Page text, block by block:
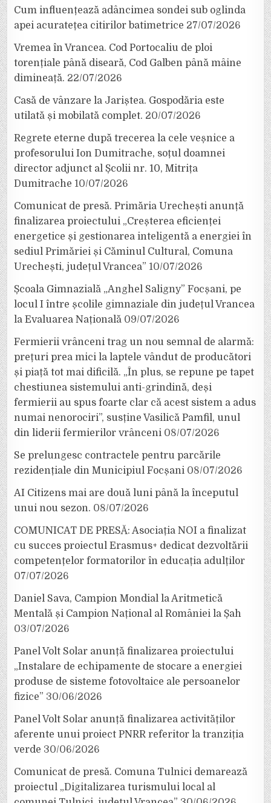
Cum influențează adâncimea sondei sub oglinda
apei acuratețea citirilor batimetrice 27/07/2026
Vremea în Vrancea. Cod Portocaliu de ploi
torențiale până diseară, Cod Galben până mâine
dimineață. 22/07/2026
Casă de vânzare la Jariștea. Gospodăria este
utilată și mobilată complet. 20/07/2026
Regrete eterne după trecerea la cele veșnice a
profesorului Ion Dumitrache, soțul doamnei
director adjunct al Școlii nr. 10, Mitrița
Dumitrache 10/07/2026
Comunicat de presă. Primăria Urechești anunță
finalizarea proiectului „Creșterea eficienței
energetice și gestionarea inteligentă a energiei în
sediul Primăriei și Căminul Cultural, Comuna
Urechești, județul Vrancea” 10/07/2026
Școala Gimnazială „Anghel Saligny” Focșani, pe
locul I între școlile gimnaziale din județul Vrancea
la Evaluarea Națională 09/07/2026
Fermierii vrânceni trag un nou semnal de alarmă:
prețuri prea mici la laptele vândut de producători
și piață tot mai dificilă. „În plus, se repune pe tapet
chestiunea sistemului anti-grindină, deși
fermierii au spus foarte clar că acest sistem a adus
numai nenorociri”, susține Vasilică Pamfil, unul
din liderii fermierilor vrânceni 08/07/2026
Se prelungesc contractele pentru parcările
rezidențiale din Municipiul Focșani 08/07/2026
AI Citizens mai are două luni până la începutul
unui nou sezon. 08/07/2026
COMUNICAT DE PRESĂ: Asociația NOI a finalizat
cu succes proiectul Erasmus+ dedicat dezvoltării
competențelor formatorilor în educația adulților
07/07/2026
Daniel Sava, Campion Mondial la Aritmetică
Mentală și Campion Național al României la Șah
03/07/2026
Panel Volt Solar anunță finalizarea proiectului
„Instalare de echipamente de stocare a energiei
produse de sisteme fotovoltaice ale persoanelor
fizice” 30/06/2026
Panel Volt Solar anunță finalizarea activităților
aferente unui proiect PNRR referitor la tranziția
verde 30/06/2026
Comunicat de presă. Comuna Tulnici demarează
proiectul „Digitalizarea turismului local al